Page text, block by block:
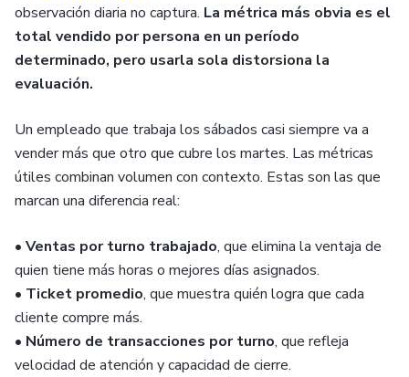
observación diaria no captura. La métrica más obvia es el
total vendido por persona en un período
determinado, pero usarla sola distorsiona la
evaluación.
Un empleado que trabaja los sábados casi siempre va a
vender más que otro que cubre los martes. Las métricas
útiles combinan volumen con contexto. Estas son las que
marcan una diferencia real:
• Ventas por turno trabajado, que elimina la ventaja de
quien tiene más horas o mejores días asignados.
• Ticket promedio, que muestra quién logra que cada
cliente compre más.
• Número de transacciones por turno, que refleja
velocidad de atención y capacidad de cierre.